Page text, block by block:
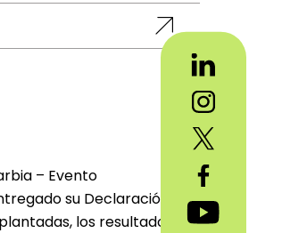
– Evento
su Declaración
los resultados de